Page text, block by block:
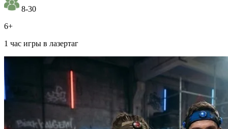
8-30
6+
1 час игры в лазертаг